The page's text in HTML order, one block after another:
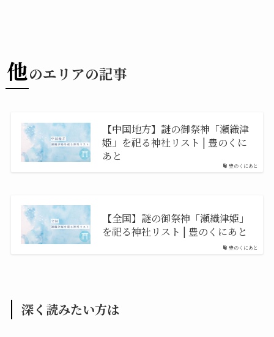
他のエリアの記事
豊のくにあと
【中国地方】謎の御祭神「瀬織津
姫」を祀る神社リスト | 豊のくに
あと
豊のくにあと
【全国】謎の御祭神「瀬織津姫」
を祀る神社リスト | 豊のくにあと
深く読みたい方は